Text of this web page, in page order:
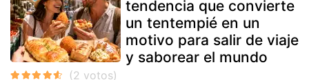
tendencia que convierte
un tentempié en un
motivo para salir de viaje
y saborear el mundo